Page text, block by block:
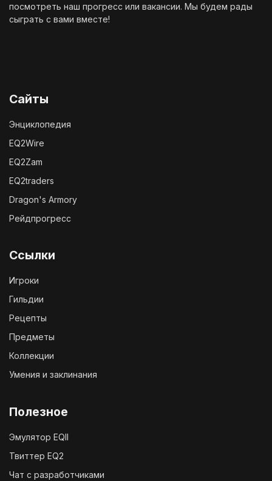
посмотреть наш прогресс или вакансии. Мы будем рады
сыграть с вами вместе!
Сайты
Энциклопедия
EQ2Wire
EQ2Zam
EQ2traders
Dragon's Armory
Рейдпрогресс
Ссылки
Игроки
Гильдии
Рецепты
Предметы
Коллекции
Умения и заклинания
Полезное
Эмулятор EQII
Твиттер EQ2
Чат с разработчиками